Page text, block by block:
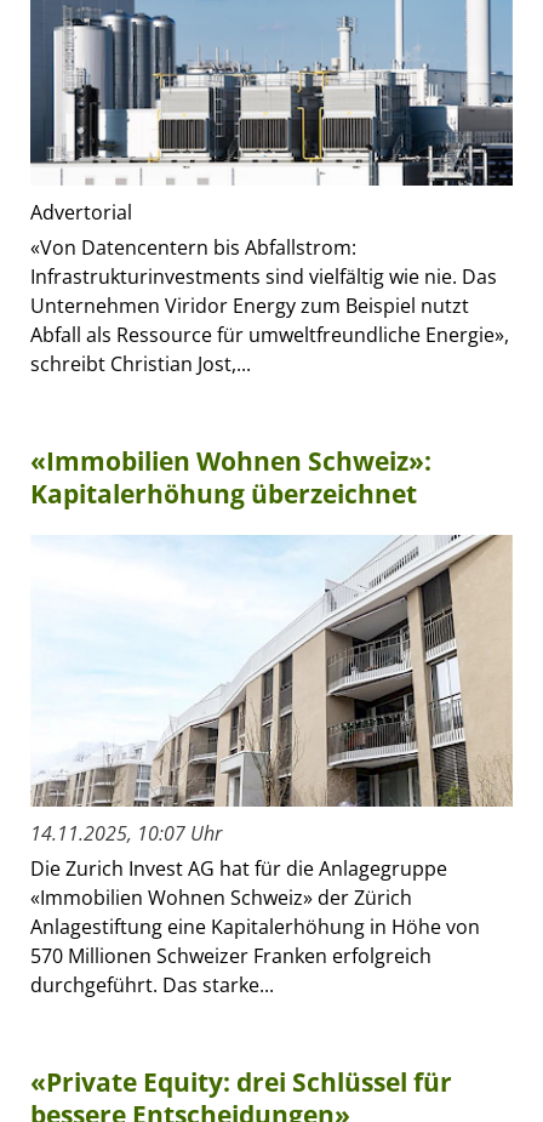
Advertorial
«Von Datencentern bis Abfallstrom:
Infrastrukturinvestments sind vielfältig wie nie. Das
Unternehmen Viridor Energy zum Beispiel nutzt
Abfall als Ressource für umweltfreundliche Energie»,
schreibt Christian Jost,...
«Immobilien Wohnen Schweiz»:
Kapitalerhöhung überzeichnet
14.11.2025, 10:07 Uhr
Die Zurich Invest AG hat für die Anlagegruppe
«Immobilien Wohnen Schweiz» der Zürich
Anlagestiftung eine Kapitalerhöhung in Höhe von
570 Millionen Schweizer Franken erfolgreich
durchgeführt. Das starke...
«Private Equity: drei Schlüssel für
bessere Entscheidungen»